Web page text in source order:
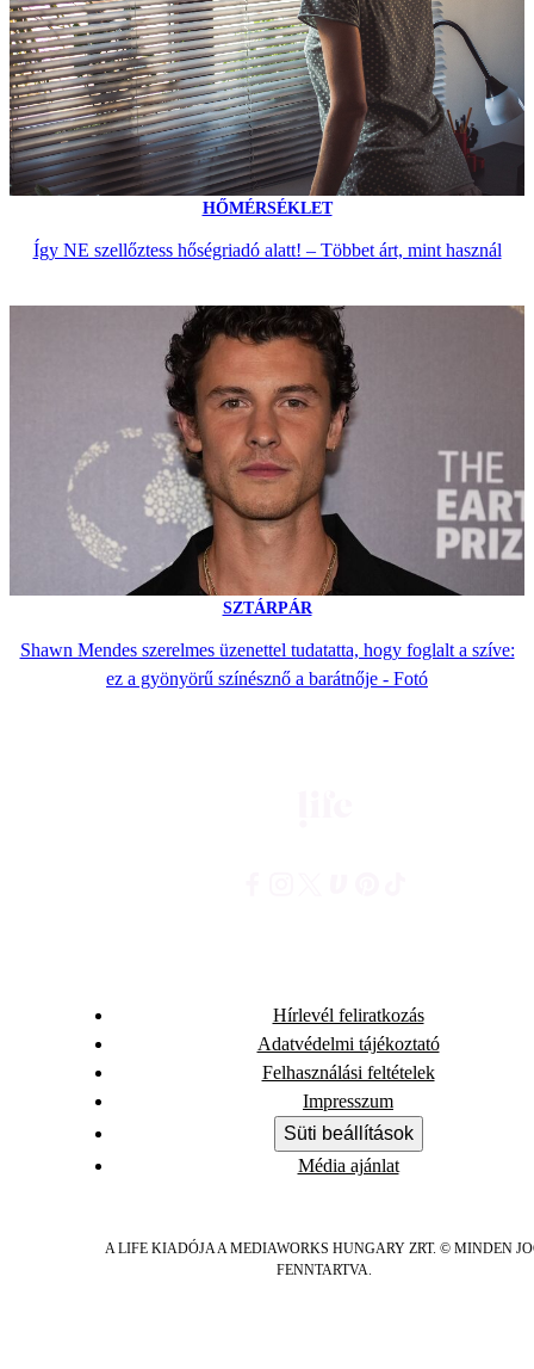
HŐMÉRSÉKLET
Így NE szellőztess hőségriadó alatt! – Többet árt, mint használ
SZTÁRPÁR
Shawn Mendes szerelmes üzenettel tudatatta, hogy foglalt a szíve:
ez a gyönyörű színésznő a barátnője - Fotó
Hírlevél feliratkozás
Adatvédelmi tájékoztató
Felhasználási feltételek
Impresszum
Süti beállítások
Média ajánlat
A LIFE KIADÓJA A MEDIAWORKS HUNGARY ZRT. © MINDEN
FENNTARTVA.